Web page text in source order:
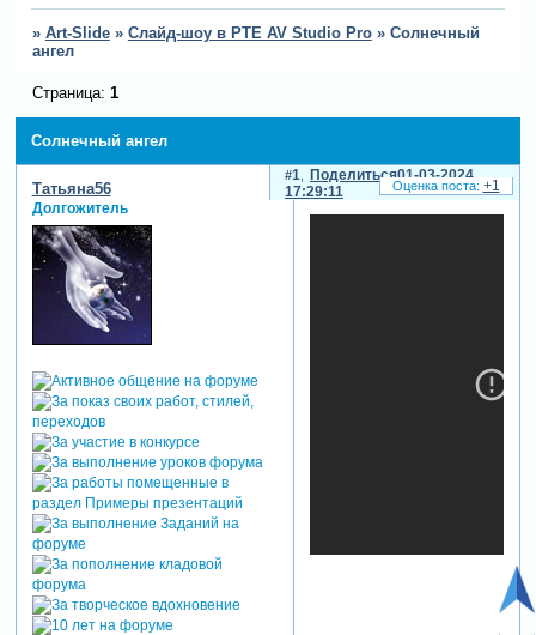
» Art-Slide » Слайд-шоу в PTE AV Studio Pro » Солнечный
ангел
Солнечный ангел
Страница: 1
Поделиться
1
01-03-2024
17:29:11
Татьяна56
Долгожитель
+1